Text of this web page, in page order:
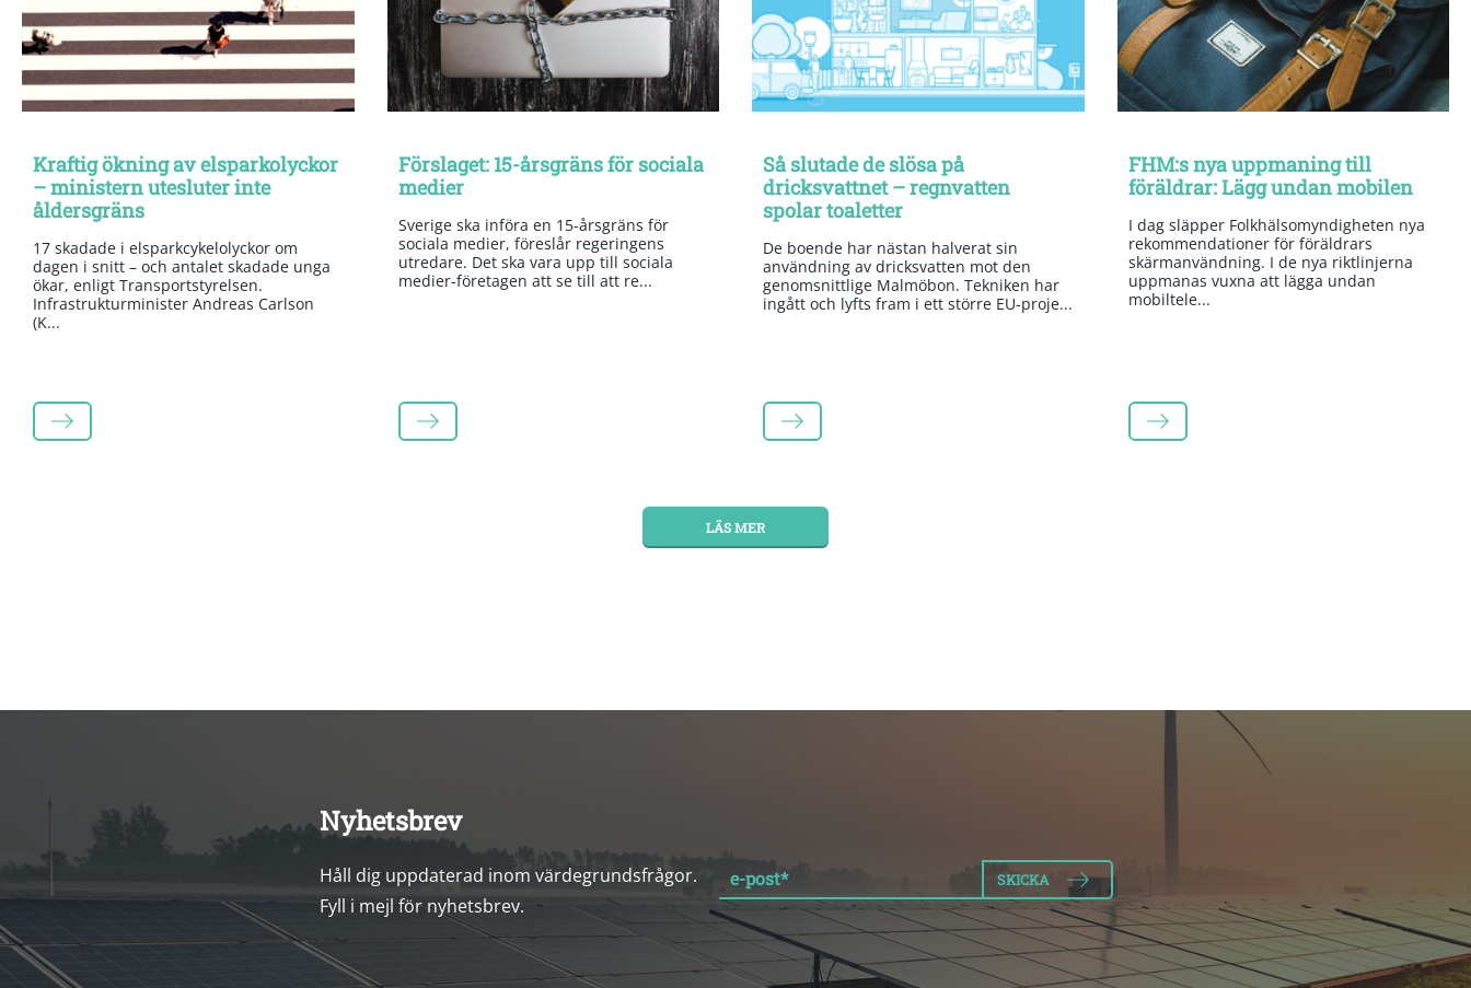
Kraftig ökning av elsparkolyckor
– ministern utesluter inte
åldersgräns
17 skadade i elsparkcykelolyckor om
dagen i snitt – och antalet skadade unga
ökar, enligt Transportstyrelsen.
Infrastrukturminister Andreas Carlson
(K...
LÄS MER
Förslaget: 15-årsgräns för sociala
medier
Sverige ska införa en 15-årsgräns för
sociala medier, föreslår regeringens
utredare. Det ska vara upp till sociala
medier-företagen att se till att re...
LÄS MER
Så slutade de slösa på
dricksvattnet – regnvatten
spolar toaletter
De boende har nästan halverat sin
användning av dricksvatten mot den
genomsnittlige Malmöbon. Tekniken har
ingått och lyfts fram i ett större EU-proje...
LÄS MER
FHM:s nya uppmaning till
föräldrar: Lägg undan mobilen
I dag släpper Folkhälsomyndigheten nya
rekommendationer för föräldrars
skärmanvändning. I de nya riktlinjerna
uppmanas vuxna att lägga undan
mobiltele...
LÄS MER
LÄS MER
Nyhetsbrev
Håll dig uppdaterad inom värdegrundsfrågor.
Fyll i mejl för nyhetsbrev.
e-post*